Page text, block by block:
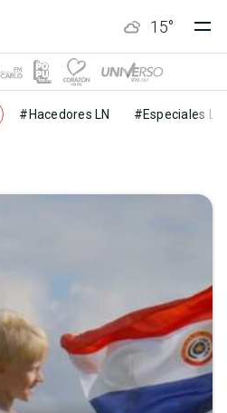
15°
#Hacedores LN #Especiales LN